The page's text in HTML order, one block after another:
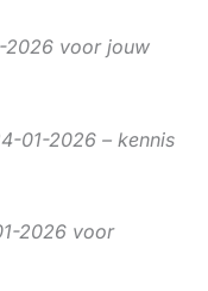
2026 voor jouw
01-2026 – kennis
2026 voor